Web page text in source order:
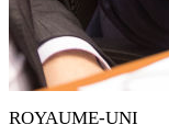
ROYAUME-UNI